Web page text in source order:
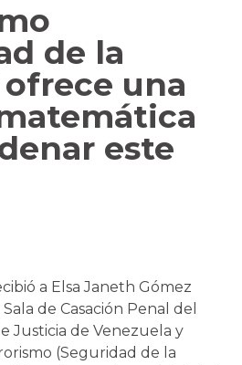
de la
ofrece una
este
a Elsa Janeth Gómez
de Casación Penal del
Justicia de Venezuela y
(Seguridad de la